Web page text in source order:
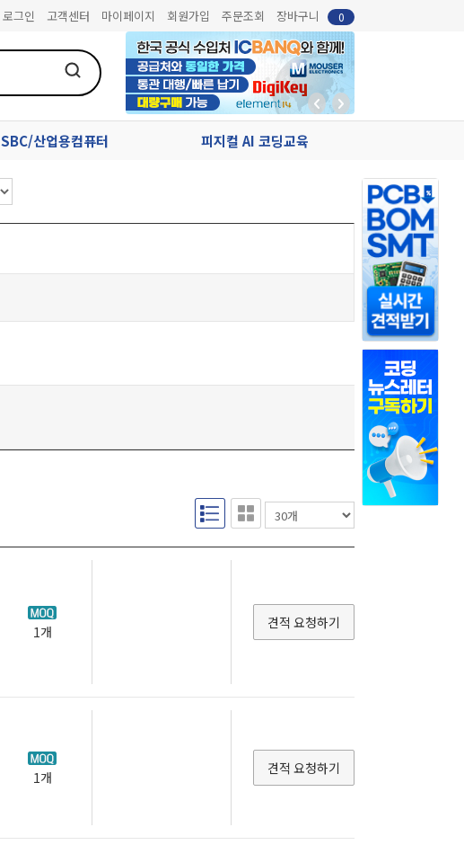
로그인 고객센터 마이페이지 회원가입 주문조회 장바구니 0
SBC/산업용컴퓨터 피지컬 AI 코딩교육
1개
견적 요청하기
1개
견적 요청하기